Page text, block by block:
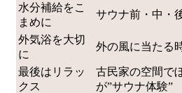
水分補給をこ
まめに
サウナ前・中・
外気浴を大切
に
外の風に当たる
最後はリラッ
クス
古民家の空間で
が”サウナ体験”